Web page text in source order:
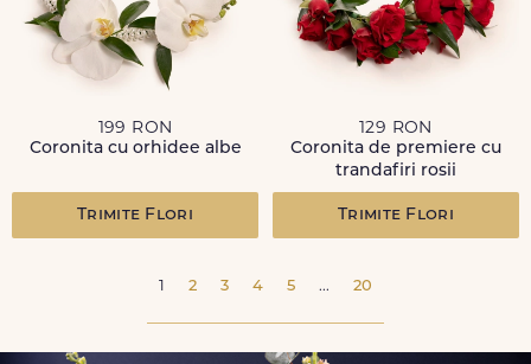
199 RON
Coronita cu orhidee albe
Trimite Flori
129 RON
Coronita de premiere cu
trandafiri rosii
Trimite Flori
1 2 3 4 5 ... 20